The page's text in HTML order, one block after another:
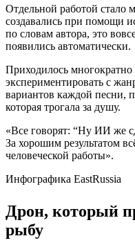
Отдельной работой стало
создавались при помощи
по словам автора, это
появились автоматически.
Приходилось многократно
экспериментировать с
вариантов каждой песни,
которая трогала за душу.
«Все говорят: “Ну ИИ же
За хорошим результатом
человеческой работы».
Инфографика EastRussia
Дрон, который
рыбу